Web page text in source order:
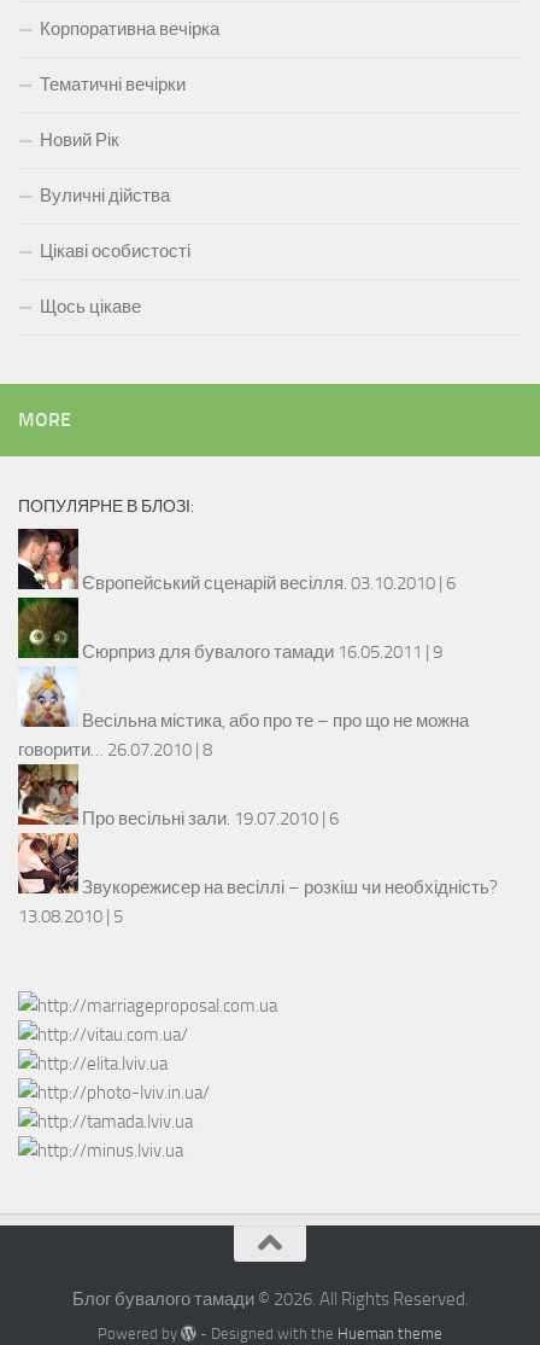
Корпоративна вечірка
Тематичні вечірки
Новий Рік
Вуличні дійства
Цікаві особистості
Щось цікаве
MORE
ПОПУЛЯРНЕ В БЛОЗІ:
Європейський сценарій весілля. 03.10.2010 | 6
Сюрприз для бувалого тамади 16.05.2011 | 9
Весільна містика, або про те – про що не можна
говорити… 26.07.2010 | 8
Про весільні зали. 19.07.2010 | 6
Звукорежисер на весіллі – розкіш чи необхідність?
13.08.2010 | 5
Блог бувалого тамади © 2026. All Rights Reserved.
Powered by - Designed with the Hueman theme